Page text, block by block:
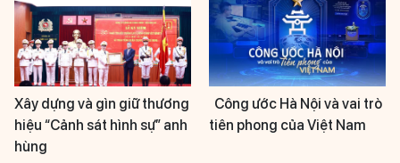
Xây dựng và gìn giữ thương
hiệu “Cảnh sát hình sự” anh
hùng
Công ước Hà Nội và vai trò
tiên phong của Việt Nam